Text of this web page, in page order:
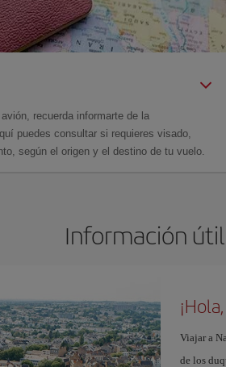
recuerda informarte de la
puedes consultar si requieres visado,
según el origen y el destino de tu vuelo.
Información
Viajar a
de los